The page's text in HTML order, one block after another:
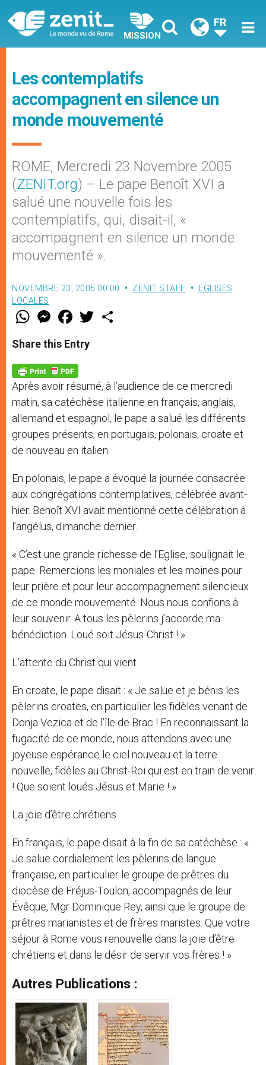
MISSION
FR
Les contemplatifs
accompagnent en silence un
monde mouvementé
ROME, Mercredi 23 Novembre 2005
(ZENIT.org) – Le pape Benoît XVI a
salué une nouvelle fois les
contemplatifs, qui, disait-il, «
accompagnent en silence un monde
mouvementé ».
NOVEMBRE 23, 2005 00:00 ZENIT STAFF
EGLISES
LOCALES
W
t
s
p
p
M
e
s
e
g
e
r
F
a
e
b
o
k
w
Share this Entry
Après avoir résumé, à l’audience de ce mercredi
matin, sa catéchèse italienne en français, anglais,
allemand et espagnol, le pape a salué les différents
groupes présents, en portugais, polonais, croate et
de nouveau en italien.
En polonais, le pape a évoqué la journée consacrée
aux congrégations contemplatives, célébrée avant-
hier. Benoît XVI avait mentionné cette célébration à
l’angélus, dimanche dernier.
« C’est une grande richesse de l’Eglise, soulignait le
pape. Remercions les moniales et les moines pour
leur prière et pour leur accompagnement silencieux
de ce monde mouvementé. Nous nous confions à
leur souvenir. A tous les pèlerins j’accorde ma
bénédiction. Loué soit Jésus-Christ ! »
L’attente du Christ qui vient
En croate, le pape disait : « Je salue et je bénis les
pèlerins croates, en particulier les fidèles venant de
Donja Vezica et de l’île de Brac ! En reconnaissant la
fugacité de ce monde, nous attendons avec une
joyeuse espérance le ciel nouveau et la terre
nouvelle, fidèles au Christ-Roi qui est en train de venir
! Que soient loués Jésus et Marie ! »
La joie d’être chrétiens
En français, le pape disait à la fin de sa catéchèse : «
Je salue cordialement les pèlerins de langue
française, en particulier le groupe de prêtres du
diocèse de Fréjus-Toulon, accompagnés de leur
Évêque, Mgr Dominique Rey, ainsi que le groupe de
prêtres marianistes et de frères maristes. Que votre
séjour à Rome vous renouvelle dans la joie d’être
chrétiens et dans le désir de servir vos frères ! »
Autres Publications :